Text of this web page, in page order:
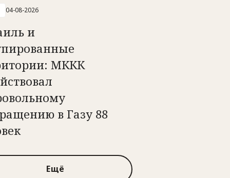
04-08-2026
и
МККК
в Газу 88
Ещё